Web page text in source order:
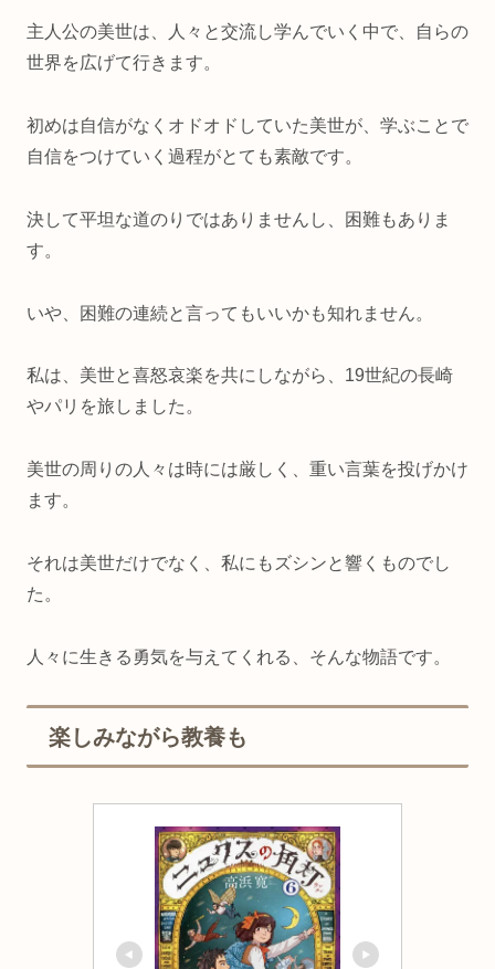
主人公の美世は、人々と交流し学んでいく中で、自らの
世界を広げて行きます。
初めは自信がなくオドオドしていた美世が、学ぶことで
自信をつけていく過程がとても素敵です。
決して平坦な道のりではありませんし、困難もありま
す。
いや、困難の連続と言ってもいいかも知れません。
私は、美世と喜怒哀楽を共にしながら、19世紀の長崎
やパリを旅しました。
美世の周りの人々は時には厳しく、重い言葉を投げかけ
ます。
それは美世だけでなく、私にもズシンと響くものでし
た。
人々に生きる勇気を与えてくれる、そんな物語です。
楽しみながら教養も